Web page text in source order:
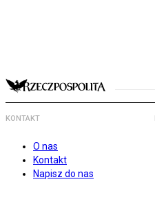
KONTAKT
O nas
Kontakt
Napisz do nas